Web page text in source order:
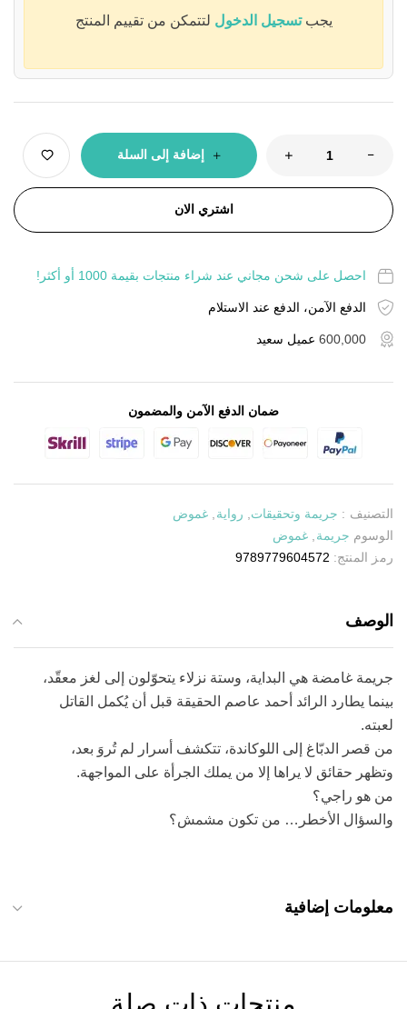
يجبتسجيل الدخول لتتمكن من تقييم المنتج
إضافة إلى السلة
اشتري الان
احصل على شحن مجاني عند شراء منتجات بقيمة 1000 أو أكثر!
الدفع الآمن، الدفع عند الاستلام
600,000 عميل سعيد
ضمان الدفع الآمن والمضمون
التصنيف : جريمة وتحقيقات رواية
غموض
الوسوم جريمة
غموض
رمز المنتج: 9789779604572
الوصف
جريمة غامضة هي البداية، وستة نزلاء يتحوّلون إلى لغز معقّد،
بينما يطارد الرائد أحمد عاصم الحقيقة قبل أن يُكمل القاتل
لعبته.
من قصر الدبّاغ إلى اللوكاندة، تتكشف أسرار لم تُروَ بعد،
وتظهر حقائق لا يراها إلا من يملك الجرأة على المواجهة.
من هو راجي؟
والسؤال الأخطر… من تكون مشمش؟
معلومات إضافية